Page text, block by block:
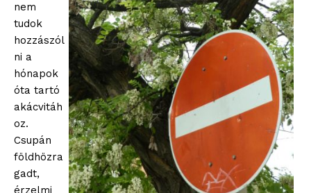
nem
tudok
hozzászól
ni a
hónapok
óta tartó
akácvitáh
oz.
Csupán
földhözra
gadt,
érzelmi